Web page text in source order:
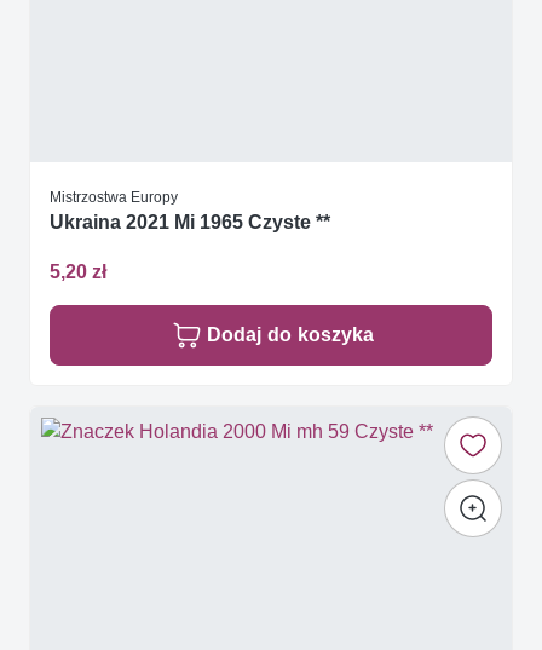
Mistrzostwa Europy
Ukraina 2021 Mi 1965 Czyste **
5,20 zł
Dodaj do koszyka